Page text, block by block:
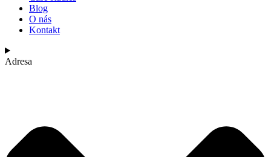
Blog
O nás
Kontakt
Adresa